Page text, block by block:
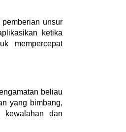
unsur
ketika
mempercepat
beliau
yang bimbang,
kewalahan dan